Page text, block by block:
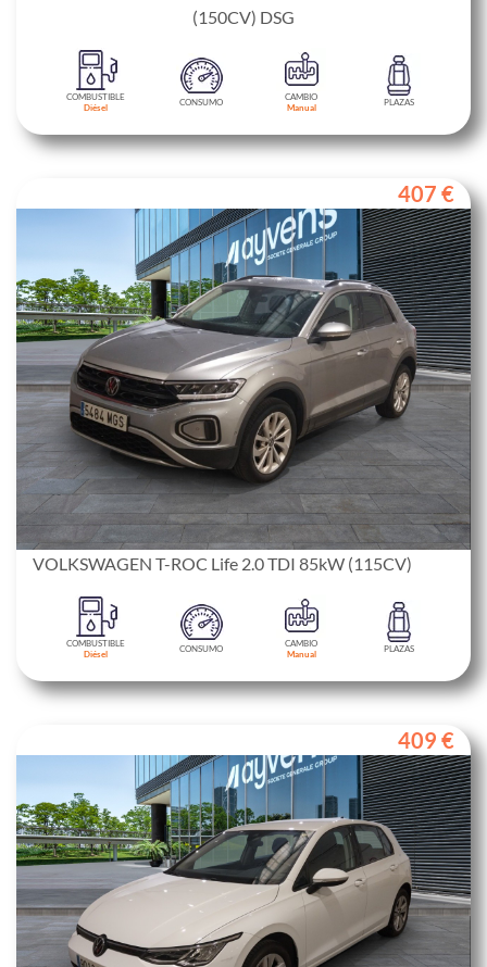
(150CV) DSG
COMBUSTIBLE
Diésel
CONSUMO
CAMBIO
Manual
PLAZAS
407 €
VOLKSWAGEN T-ROC Life 2.0 TDI 85kW (115CV)
COMBUSTIBLE
Diésel
CONSUMO
CAMBIO
Manual
PLAZAS
409 €